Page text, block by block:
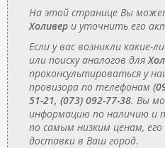
На этой странице Вы
Холивер и уточнить его
Если у вас возникли какие-
или поиску аналогов для
проконсультироваться у
провизора по телефонам
51-21, (073) 092-77-38. Вы
информацию по наличию и
по самым низким ценам,
доставки в Ваш город.